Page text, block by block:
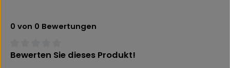
0 von 0 Bewertungen
Durchschnittliche Bewertung von 0 von 5 Sternen
Bewerten Sie dieses Produkt!